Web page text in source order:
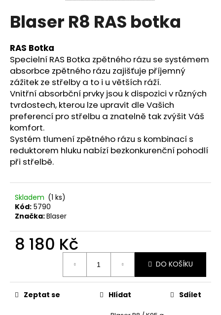
produktu
je
z
5
hvězdiček.
Blaser R8 RAS botka
RAS Botka
Specielní RAS Botka zpětného rázu se systémem
absorbce zpětného rázu zajišťuje příjemný
zážitek ze střelby a to i u větších ráží.
Vnitřní absorbční prvky jsou k dispozici v různých
tvrdostech, kterou lze upravit dle Vašich
preferencí pro střelbu a znatelně tak zvýšit Váš
komfort.
Systém tlumení zpětného rázu s kombinací s
reduktorem hluku nabízí bezkonkurenční pohodlí
při střelbě.
Skladem (1 ks)
Kód: 5790
Značka:Blaser
8 180 Kč
DO KOŠÍKU
Zeptat se Hlídat Sdílet
a
j
t
?
HLEDAT
D
o
p
u
č
u